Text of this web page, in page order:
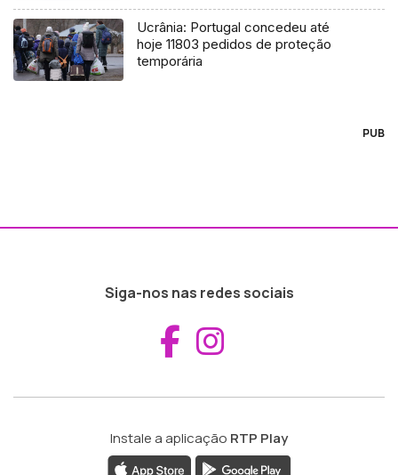
Ucrânia: Portugal concedeu até
hoje 11803 pedidos de proteção
temporária
PUB
Siga-nos nas redes sociais
Aceder ao
Instale a aplicação RTP Play